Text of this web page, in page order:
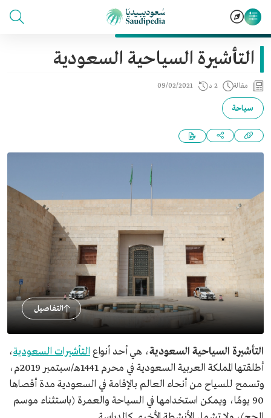
التأشيرة السياحية السعودية
مقالة 2 د 09/02/2021
سياحة
التفاصيل
التأشيرة السياحية السعودية، هي أحد أنواع التأشيرات السعودية،
أطلقتها المملكة العربية السعودية في محرم 1441هـ/سبتمبر 2019م،
وتسمح للسياح من أنحاء العالم بالإقامة في السعودية مدة أقصاها
90 يومًا، ويمكن استخدامها في السياحة والعمرة (باستثناء موسم